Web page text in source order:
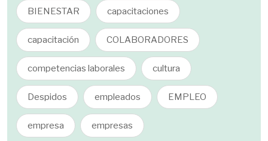
BIENESTAR capacitaciones
capacitación COLABORADORES
competencias laborales cultura
Despidos empleados EMPLEO
empresa empresas